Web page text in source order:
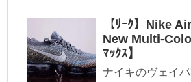
【ﾘｰｸ】Nike
New Multi-
ﾏｯｸｽ】
ナイキのヴェイ